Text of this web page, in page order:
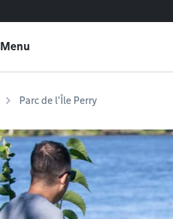
Menu
Parc de l'Île Perry